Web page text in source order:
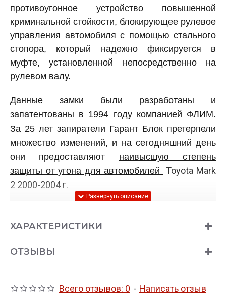
противоугонное устройство повышенной
криминальной стойкости, блокирующее рулевое
управления автомобиля с помощью стального
стопора, который надежно фиксируется в
муфте, установленной непосредственно на
рулевом валу.
Данные замки были разработаны и
запатентованы в 1994 году компанией ФЛИМ.
За 25 лет запиратели Гарант Блок претерпели
множество изменений, и на сегодняшний день
они предоставляют наивысшую степень
защиты от угона для автомобилей
Toyota Mark
2 2000-2004 г.
Норма*комплектуются механизмом
комбинаций, двусторонний ключ, в комплекте 2
секретов Abloy Classic (1 млн. комбинаций,
ХАРАКТЕРИСТИКИ
ОТЗЫВЫ
Всего отзывов: 0 - Написать отзыв